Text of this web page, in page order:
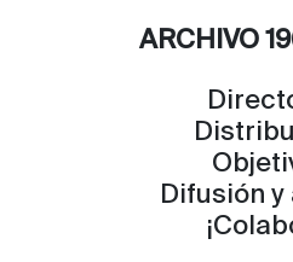
ARCHIVO
Difusión